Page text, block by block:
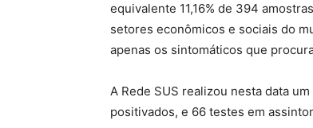
equivalente 11,16% de 394
setores econômicos e sociais do
apenas os sintomáticos que
A Rede SUS realizou nesta data
positivados, e 66 testes em